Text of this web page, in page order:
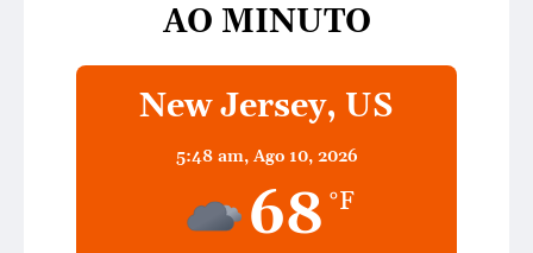
AO MINUTO
New Jersey, US
5:48 am, Ago 10, 2026
68 °F